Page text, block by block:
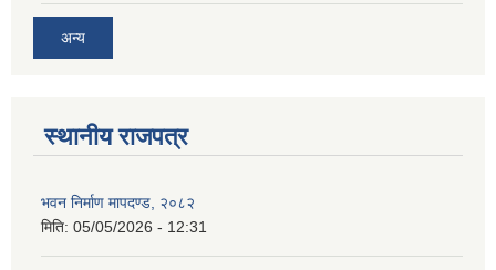
अन्य
स्थानीय राजपत्र
भवन निर्माण मापदण्ड, २०८२
मिति: 05/05/2026 - 12:31